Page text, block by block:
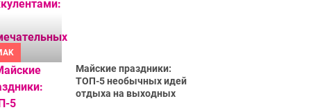
Майские праздники:
ТОП-5 необычных идей
отдыха на выходных